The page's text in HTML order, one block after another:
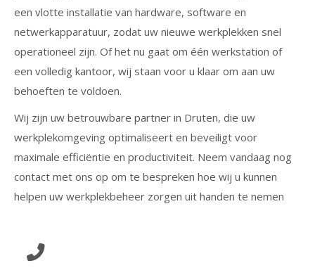
een vlotte installatie van hardware, software en
netwerkapparatuur, zodat uw nieuwe werkplekken snel
operationeel zijn. Of het nu gaat om één werkstation of
een volledig kantoor, wij staan voor u klaar om aan uw
behoeften te voldoen.
Wij zijn uw betrouwbare partner in Druten, die uw
werkplekomgeving optimaliseert en beveiligt voor
maximale efficiëntie en productiviteit. Neem vandaag nog
contact met ons op om te bespreken hoe wij u kunnen
helpen uw werkplekbeheer zorgen uit handen te nemen